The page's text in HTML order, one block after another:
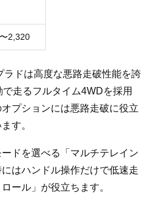
2,320
ラドは高度な悪路走破性能を誇
走るフルタイム4WDを採用
プションには悪路走破に役立
す。
ドを選べる「マルチテレイン
はハンドル操作だけで低速走
ール」が役立ちます。